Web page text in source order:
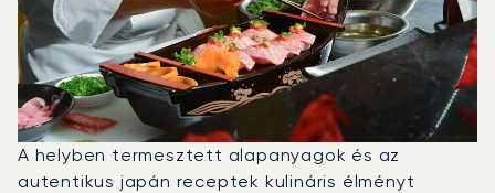
A helyben termesztett alapanyagok és az
autentikus japán receptek kulináris élményt